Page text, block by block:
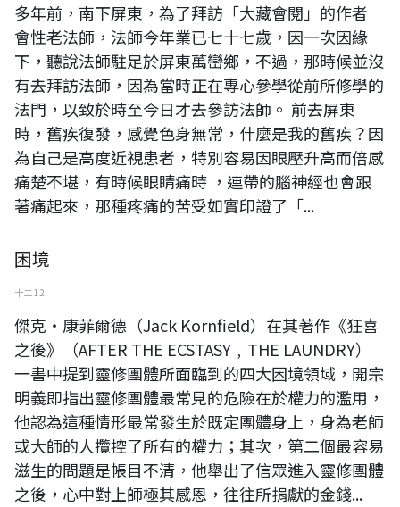
多年前，南下屏東，為了拜訪「大藏會閱」的作者
會性老法師，法師今年業已七十七歲，因一次因緣
下，聽說法師駐足於屏東萬巒鄉，不過，那時候並沒
有去拜訪法師，因為當時正在專心參學從前所修學的
法門，以致於時至今日才去參訪法師。 前去屏東
時，舊疾復發，感覺色身無常，什麼是我的舊疾？因
為自己是高度近視患者，特別容易因眼壓升高而倍感
痛楚不堪，有時候眼睛痛時 ，連帶的腦神經也會跟
著痛起來，那種疼痛的苦受如實印證了「...
困境
十二 12
傑克‧康菲爾德（Jack Kornfield）在其著作《狂喜
之後》（AFTER THE ECSTASY﹐THE LAUNDRY）
一書中提到靈修團體所面臨到的四大困境領域，開宗
明義即指出靈修團體最常見的危險在於權力的濫用，
他認為這種情形最常發生於既定團體身上，身為老師
或大師的人攬控了所有的權力；其次，第二個最容易
滋生的問題是帳目不清，他舉出了信眾進入靈修團體
之後，心中對上師極其感恩，往往所捐獻的金錢...